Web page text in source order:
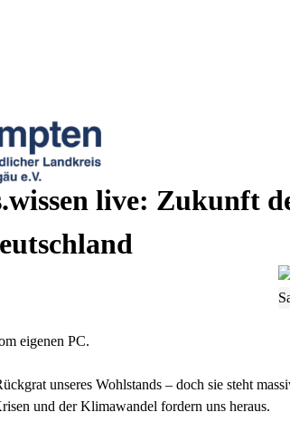
live: Zukunft
eigenen PC.
unseres Wohlstands – doch sie steht
und der Klimawandel fordern uns heraus.